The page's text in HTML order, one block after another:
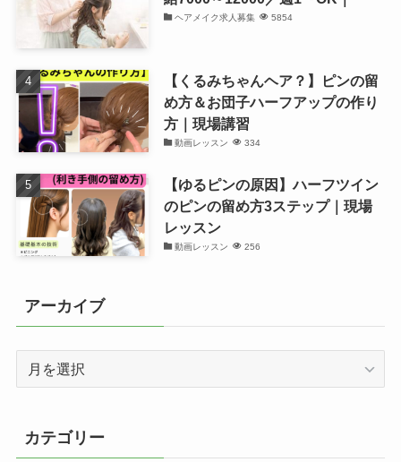
ヘアメイク求人募集 5854
【くるみちゃんヘア？】ピンの留
め方＆お団子ハーフアップの作り
方｜現場講習
動画レッスン 334
【ゆるピンの原因】ハーフツイン
のピンの留め方3ステップ｜現場
レッスン
動画レッスン 256
アーカイブ
ブ
カテゴリー